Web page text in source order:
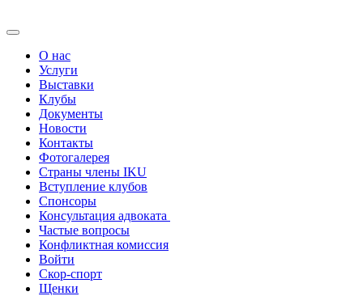
О нас
Услуги
Выставки
Клубы
Документы
Новости
Контакты
Фотогалерея
Страны члены IKU
Вступление клубов​
Спонсоры
Консультация адвоката ​
Частые вопросы
Конфликтная комиссия
Войти
Скор-спорт
Щенки